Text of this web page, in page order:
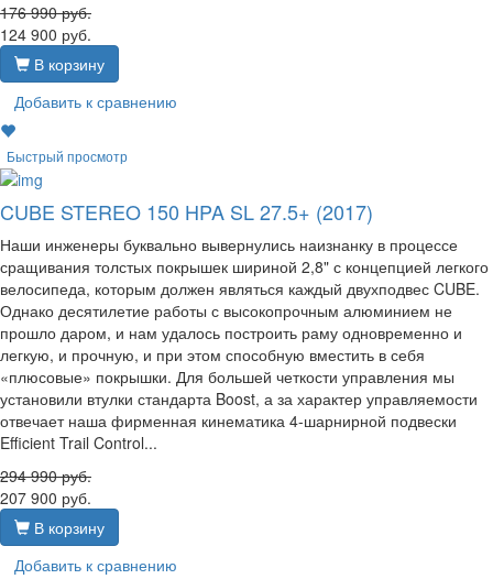
176 990руб.
124 900 руб.
В корзину
Добавить к сравнению
Быстрый просмотр
CUBE STEREO 150 HPA SL 27.5+ (2017)
Наши инженеры буквально вывернулись наизнанку в процессе
сращивания толстых покрышек шириной 2,8" с концепцией легкого
велосипеда, которым должен являться каждый двухподвес CUBE.
Однако десятилетие работы с высокопрочным алюминием не
прошло даром, и нам удалось построить раму одновременно и
легкую, и прочную, и при этом способную вместить в себя
«плюсовые» покрышки. Для большей четкости управления мы
установили втулки стандарта Boost, а за характер управляемости
отвечает наша фирменная кинематика 4-шарнирной подвески
Efficient Trail Control...
294 990руб.
207 900 руб.
В корзину
Добавить к сравнению